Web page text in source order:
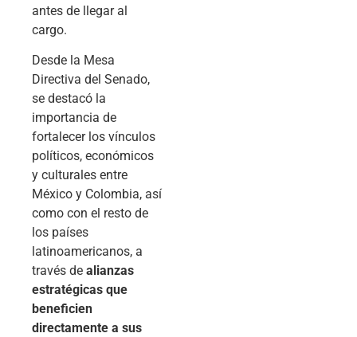
antes de llegar al
cargo.
Desde la Mesa
Directiva del Senado,
se destacó la
importancia de
fortalecer los vínculos
políticos, económicos
y culturales entre
México y Colombia, así
como con el resto de
los países
latinoamericanos, a
través de alianzas
estratégicas que
beneficien
directamente a sus